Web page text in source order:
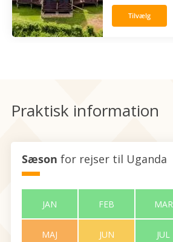
Tilvælg
Praktisk information
Sæson for rejser til Uganda
JAN FEB MAR
MAJ JUN JUL